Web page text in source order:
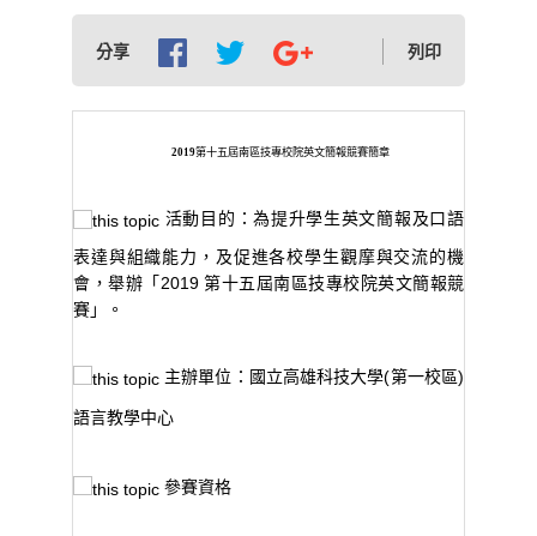
分享 列印
2019第十五屆南區技專校院英文簡報競賽簡章
活動目的：為提升學生英文簡報及口語
表達與組織能力，及促進各校學生觀摩與交流的機
會，舉辦「 2019 第十五屆南區技專校院英文簡報競
賽」。
主辦單位： 國立高雄科技大學(第一校區)
語言教學中心
參賽資格